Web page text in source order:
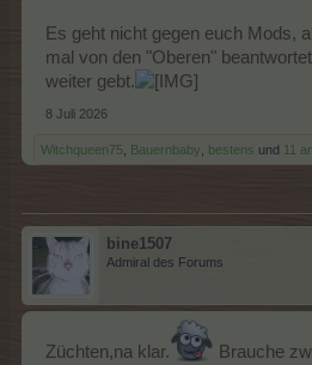
Es geht nicht gegen euch Mods,
mal von den "Oberen"
weiter gebt.
8 Juli 2026
Witchqueen75 Bauernbaby bestens und 11
bine1507
Admiral des Forums
Züchten,na klar.
Brauche